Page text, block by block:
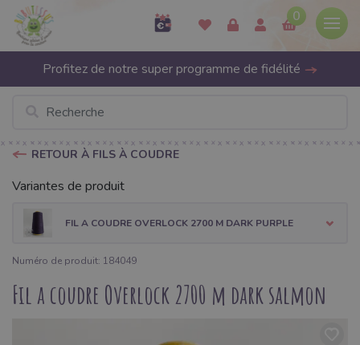
0
Profitez de notre super programme de fidélité
RETOUR À FILS À COUDRE
Variantes de produit
FIL A COUDRE OVERLOCK 2700 M DARK PURPLE
Numéro de produit: 184049
Fil a coudre Overlock 2700 m dark salmon